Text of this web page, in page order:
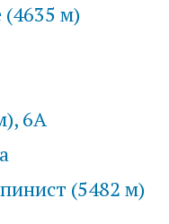
(4635 м)
6А
(5482 м)